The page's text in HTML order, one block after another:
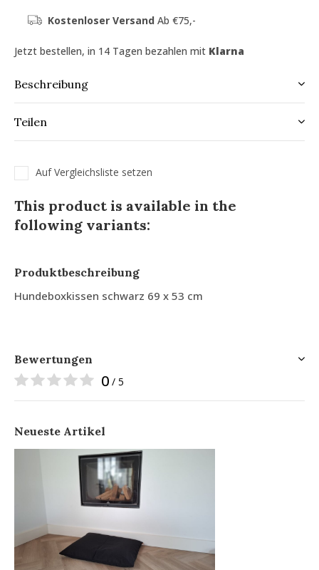
Kostenloser Versand Ab €75,-
Jetzt bestellen, in 14 Tagen bezahlen mit Klarna
Beschreibung
Teilen
Auf Vergleichsliste setzen
This product is available in the
following variants:
Produktbeschreibung
Hundeboxkissen schwarz 69 x 53 cm
Bewertungen
0 / 5
Neueste Artikel